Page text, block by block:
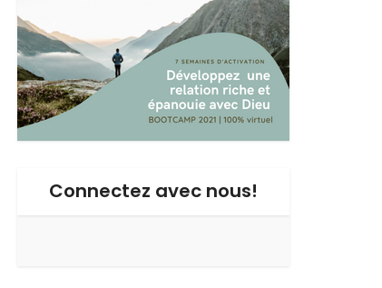
Connectez avec nous!